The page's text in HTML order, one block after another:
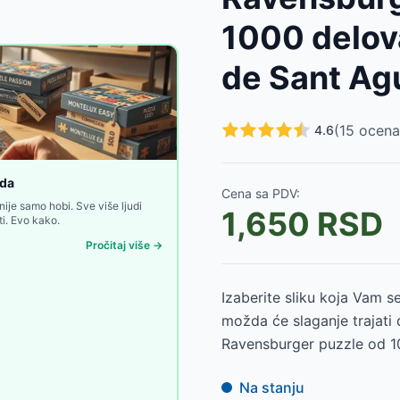
Trefl-1250RSD
12001676-2900
12001674
-2900RSD
samo hobi. Sve više ljudi
Evo kako.
Pročitaj više →
1000
de Sant
4.6(15
Cena sa PDV:
1,650 RSD
Izaberite sliku koja Vam
možda će slaganje trajati
Ravensburger puzzle od
Na stanju